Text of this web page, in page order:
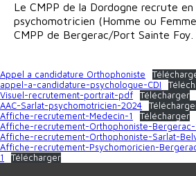
Le CMPP de la Dordogne recrute en
psychomotricien (Homme ou
CMPP de Bergerac/Port Sainte Foy.
Appel a candidature Orthophoniste
appel-a-candidature-psychologue-CDI
Visuel-recrutement-portrait-pdf
Télécharger
AAC-Sarlat-psychomotricien-2024
Affiche-recrutement-Medecin-1
Télécharger
Affiche-recrutement-Orthophoniste-Bergerac-
Affiche-recrutement-Orthophoniste-Sarlat-
Affiche-recrutement-Psychomoricien-
1
Télécharger